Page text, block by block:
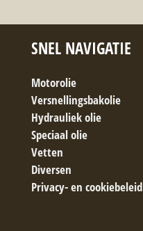
SNEL NAVIGATIE
Motorolie
Versnellingsbakolie
Hydrauliek olie
Speciaal olie
Vetten
Diversen
Privacy- en cookiebeleid